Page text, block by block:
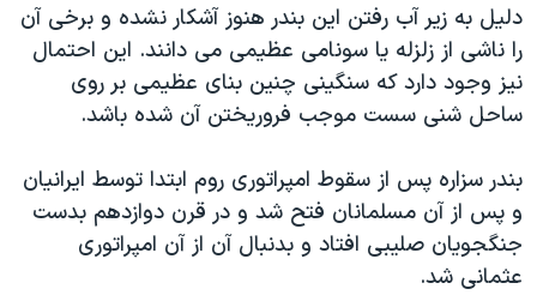
دليل به زير آب رفتن اين بندر هنوز آشکار نشده و برخی آن
را ناشی از زلزله يا سونامی عظيمی می دانند. اين احتمال
نيز وجود دارد که سنگينی چنين بنای عظيمی بر روی
ساحل شنی سست موجب فروريختن آن شده باشد.
بندر سزاره پس از سقوط امپراتوری روم ابتدا توسط ايرانيان
و پس از آن مسلمانان فتح شد و در قرن دوازدهم بدست
جنگجويان صليبی افتاد و بدنبال آن از آن امپراتوری
عثمانی شد.